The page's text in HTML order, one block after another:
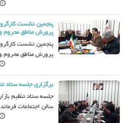
پنجمین نشست
پرورش مناطق محروم
پنجمین نشست
پرورش مناطق محروم
برگزاری جلسه ستاد
جلسه ستاد تنظیم
سالن اجتماعات